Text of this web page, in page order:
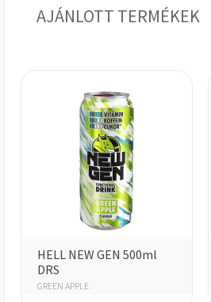
AJÁNLOTT TERMÉKEK
HELL NEW GEN 500ml
DRS
GREEN APPLE